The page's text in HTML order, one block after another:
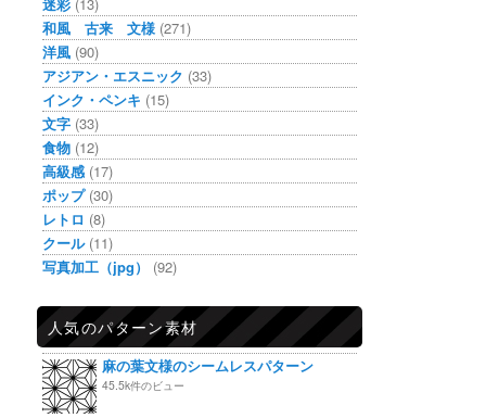
和風 古来 文様 (271)
洋風 (90)
アジアン・エスニック (33)
インク・ペンキ (15)
文字 (33)
食物 (12)
高級感 (17)
ポップ(30)
レトロ (8)
クール(11)
写真加工（jpg）
(92)
人気のパターン素材
麻の葉文様のシームレスパターン
45.5k件のビュー